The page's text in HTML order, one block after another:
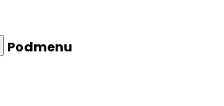
Podmenu